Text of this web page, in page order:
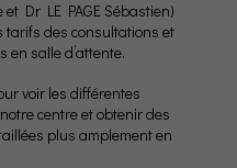
et Dr LE PAGE Sébastien)
tarifs des consultations et
en salle d’attente.
voir les différentes
centre et obtenir des
plus amplement en